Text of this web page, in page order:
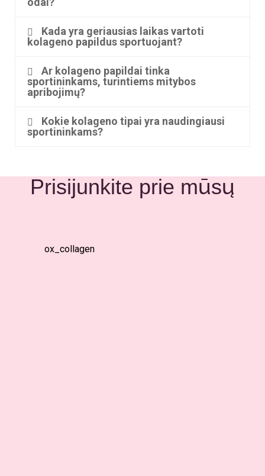
Kada yra geriausias laikas vartoti
kolageno papildus sportuojant?
Ar kolageno papildai tinka
sportininkams, turintiems mitybos
apribojimų?
Kokie kolageno tipai yra naudingiausi
sportininkams?
Prisijunkite prie mūsų
ox_collagen